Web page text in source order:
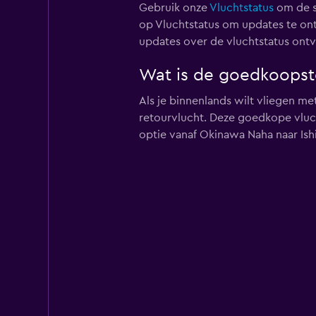
Gebruik onzeVluchtstatusom de
op Vluchtstatus om updates te
updates over de vluchtstatus
Wat is de
Als je binnenlands wilt vliegen
retourvlucht. Deze goedkope
optie vanaf Okinawa Naha naar